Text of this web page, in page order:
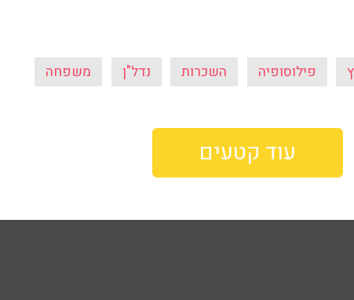
פילוסופיה השכרות נדל"ן משפחה
עוד קטעים